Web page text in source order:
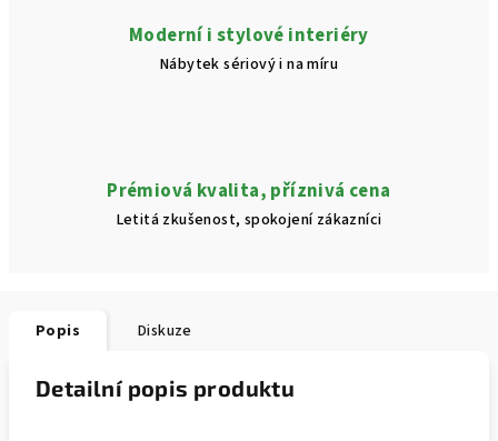
Moderní i stylové interiéry
Nábytek sériový i na míru
Prémiová kvalita, příznivá cena
Letitá zkušenost, spokojení zákazníci
Popis Diskuze
Detailní popis produktu